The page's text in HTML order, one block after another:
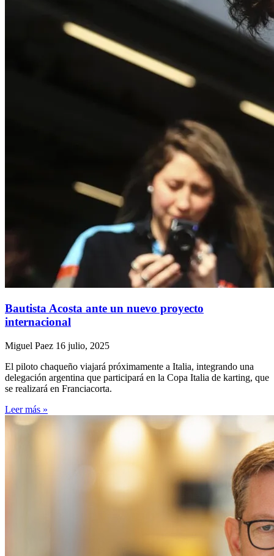
Bautista Acosta ante un nuevo proyecto
internacional
Miguel Paez 16 julio, 2025
El piloto chaqueño viajará próximamente a Italia, integrando una
delegación argentina que participará en la Copa Italia de karting, que
se realizará en Franciacorta.
Leer más »